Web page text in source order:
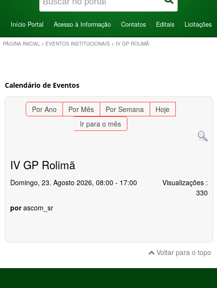
Início Portal Acesso à Informação Contatos Editais Licitações
PÁGINA INICIAL > EVENTOS INSTITUCIONAIS > IV GP ROLIMÃ
Calendário de Eventos
Por Ano Por Mês Por Semana
Hoje
Ir para o mês
IV GP Rolimã
Domingo, 23. Agosto 2026, 08:00 - 17:00 Visualizações:
330
porascom_sr
Voltar para o topo